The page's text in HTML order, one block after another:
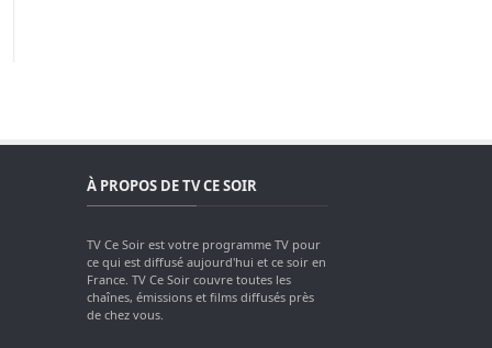
À PROPOS DE TV CE SOIR
TV Ce Soir est votre programme TV pour
ce qui est diffusé aujourd'hui et ce soir en
France. TV Ce Soir couvre toutes les
chaînes, émissions et films diffusés près
de chez vous.